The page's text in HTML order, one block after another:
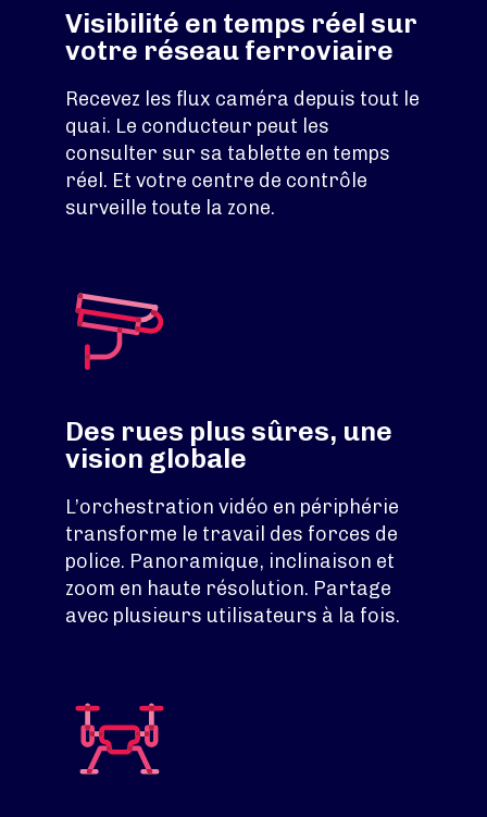
Visibilité en temps réel sur
votre réseau ferroviaire
Recevez les flux caméra depuis tout le
quai. Le conducteur peut les
consulter sur sa tablette en temps
réel. Et votre centre de contrôle
surveille toute la zone.
Des rues plus sûres, une
vision globale
L’orchestration vidéo en périphérie
transforme le travail des forces de
police. Panoramique, inclinaison et
zoom en haute résolution. Partage
avec plusieurs utilisateurs à la fois.